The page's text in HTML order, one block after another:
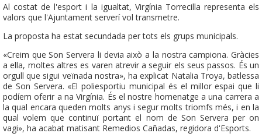
Al costat de l'esport i la igualtat, Virgínia Torrecilla representa els
valors que l'Ajuntament serverí vol transmetre.
La proposta ha estat secundada per tots els grups municipals.
«Creim que Son Servera li devia això a la nostra campiona. Gràcies
a ella, moltes altres es varen atrevir a seguir els seus passos. És un
orgull que sigui veïnada nostra», ha explicat Natalia Troya, batlessa
de Son Servera. «El poliesportiu municipal és el millor espai que li
podíem oferir a na Virgínia. És el nostre homenatge a una carrera a
la qual encara queden molts anys i segur molts triomfs més, i en la
qual volem que continuï portant el nom de Son Servera per on
vagi», ha acabat matisant Remedios Cañadas, regidora d'Esports.